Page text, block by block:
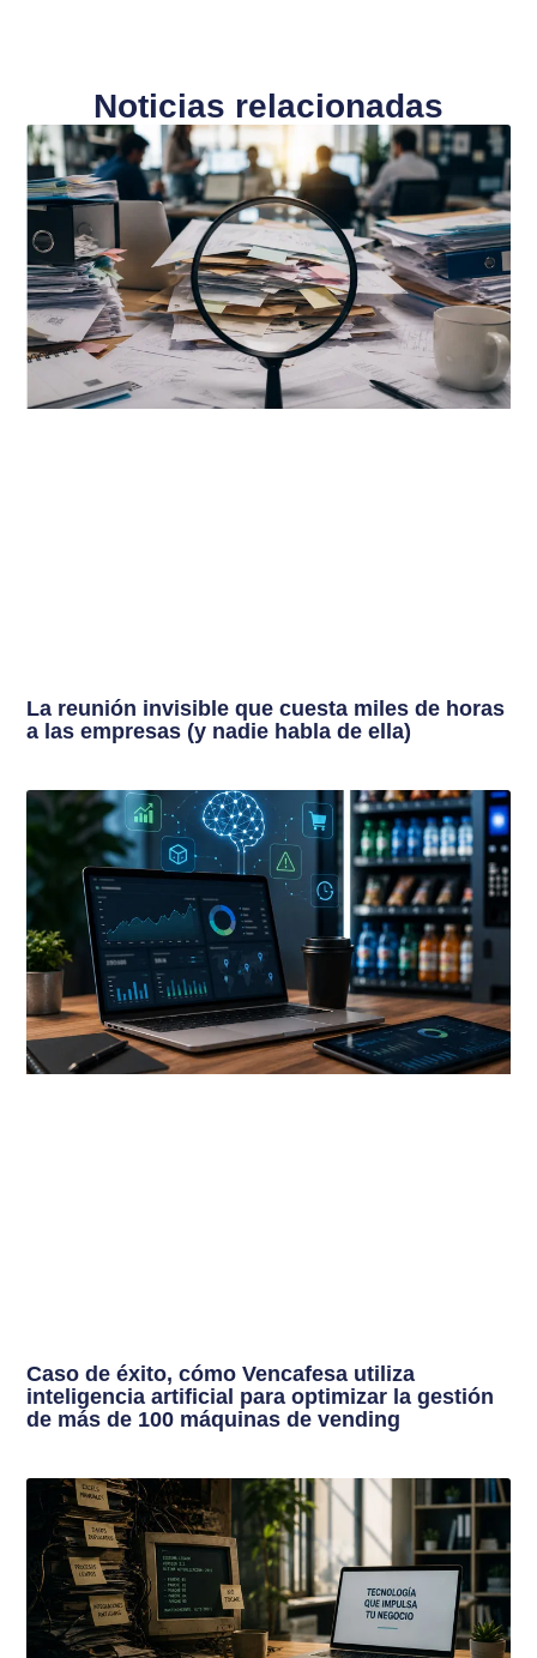
Noticias relacionadas
La reunión invisible que cuesta miles de horas
a las empresas (y nadie habla de ella)
Caso de éxito, cómo Vencafesa utiliza
inteligencia artificial para optimizar la gestión
de más de 100 máquinas de vending